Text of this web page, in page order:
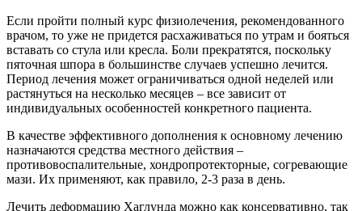
Если пройти полный курс физиолечения, рекомендованного
врачом, то уже не придется расхаживаться по утрам и бояться
вставать со стула или кресла. Боли прекратятся, поскольку
пяточная шпора в большинстве случаев успешно лечится.
Период лечения может ограничиваться одной неделей или
растянуться на несколько месяцев – все зависит от
индивидуальных особенностей конкретного пациента.
В качестве эффективного дополнения к основному лечению
назначаются средства местного действия –
противовоспалительные, хондропротекторные, согревающие
мази. Их применяют, как правило, 2-3 раза в день.
Лечить деформацию Хаглунда можно как консервативно, так